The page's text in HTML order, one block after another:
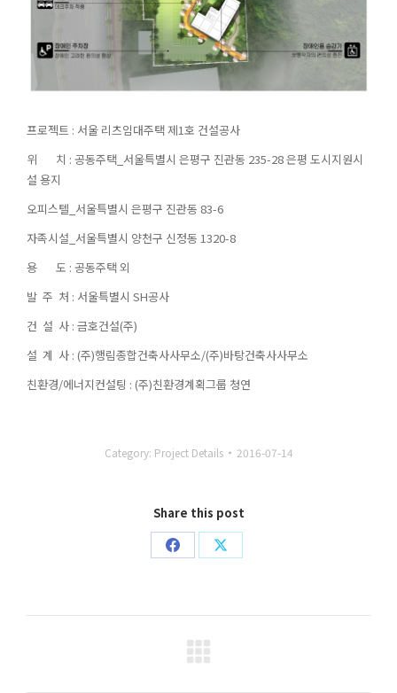
프로젝트 : 서울 리츠임대주택 제1호 건설공사
위 치 : 공동주택_서울특별시 은평구 진관동 235-28 은평 도시지원시
설 용지
오피스텔_서울특별시 은평구 진관동 83-6
자족시설_서울특별시 양천구 신정동 1320-8
용 도 : 공동주택 외
발 주 처 : 서울특별시 SH공사
건 설 사 : 금호건설(주)
설 계 사 : (주)행림종합건축사사무소/(주)바탕건축사사무소
친환경/에너지컨설팅 : (주)친환경계획그룹 청연
Category: Project Details 2016-07-14
Share this post
Share
Facebook
Share
X